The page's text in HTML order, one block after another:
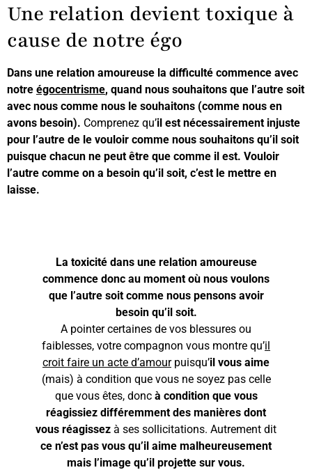
Une relation devient toxique à
cause de notre égo
Dans une relation amoureuse la difficulté commence avec
notre égocentrisme, quand nous souhaitons que l’autre soit
avec nous comme nous le souhaitons (comme nous en
avons besoin). Comprenez qu’il est nécessairement injuste
pour l’autre de le vouloir comme nous souhaitons qu’il soit
puisque chacun ne peut être que comme il est. Vouloir
l’autre comme on a besoin qu’il soit, c’est le mettre en
laisse.
La toxicité dans une relation amoureuse
commence donc au moment où nous voulons
que l’autre soit comme nous pensons avoir
besoin qu’il soit.
A pointer certaines de vos blessures ou
faiblesses, votre compagnon vous montre qu’il
croit faire un acte d’amourpuisqu’il vous aime
(mais) à condition que vous ne soyez pas celle
que vous êtes, donc à condition que vous
réagissiez différemment des manières dont
vous réagissez à ses sollicitations. Autrement dit
ce n’est pas vous qu’il aime malheureusement
mais l’image qu’il projette sur vous.